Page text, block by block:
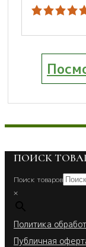
ПОИСК
Поиск товаров
×
Политика
Публичная